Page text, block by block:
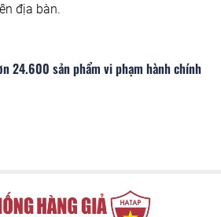
địa bàn.
24.600 sản phẩm vi phạm hành chính